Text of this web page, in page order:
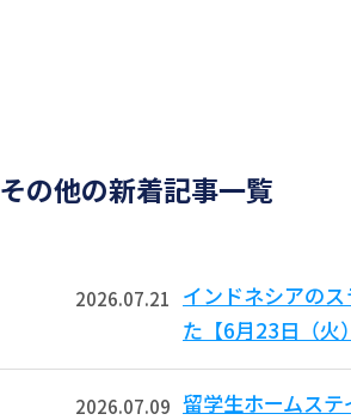
その他の新着記事一覧
2026.07.21
インドネシアの
た【6月23日（火
2026.07.09 留学生ホームス